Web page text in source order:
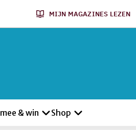
MIJN MAGAZINES LEZEN
& win Shop